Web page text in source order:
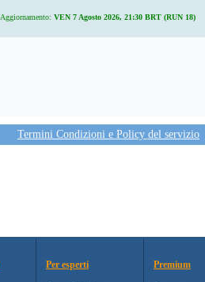
Aggiornamento: VEN 7 Agosto 2026, 21:30 BRT (RUN 18)
Termini Condizioni e Policy del servizio
Per esperti Premium